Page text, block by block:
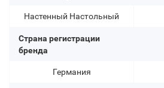
Настенный Настольный
Страна регистрации
бренда
Германия